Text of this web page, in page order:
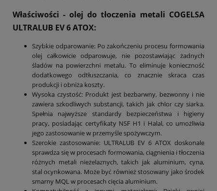
Właściwości - olej do tłoczenia metali COGELSA
ULTRALUB EV 6 ATOX:
Szybkie odparowanie: Po zakończeniu procesu formowania
olej całkowicie odparowuje, nie pozostawiając żadnych
śladów na powierzchni metalu. To eliminuje konieczność
dodatkowego odtłuszczania, co znacznie skraca czas
produkcji i obniża koszty.
Wysoka czystość: Produkt jest bezbarwny, bezwonny i nie
zawiera szkodliwych substancji, takich jak chlor czy siarka.
Spełnia najwyższe standardy bezpieczeństwa i higieny
pracy, posiadając certyfikaty NSF H1 i Halal, co umożliwia
jego zastosowanie w przemyśle spożywczym.
Szerokie zastosowanie: ULTRALUB EV 6 ATOX doskonale
sprawdza się w procesach formowania, ciągnienia i tłoczenia
różnych metali nieżelaznych, takich jak aluminium, cyna,
stal ocynkowana. Może być również stosowany jako środek
smarny MQL w procesach cięcia aluminium.